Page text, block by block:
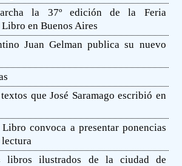
la 37º edición de la Feria
en Buenos Aires
Juan Gelman publica su nuevo
que José Saramago escribió en
convoca a presentar ponencias
libros ilustrados de la ciudad de